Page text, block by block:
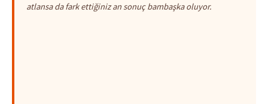
atlansa da fark ettiğiniz an sonuç bambaşka oluyor.